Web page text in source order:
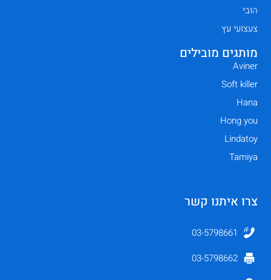
הובי
צעצועי עץ
מותגים מובילים
Aviner
Soft killer
Hana
Hong you
Lindatoy
Tamiya
צרו איתנו קשר
03-5798661
03-5798662